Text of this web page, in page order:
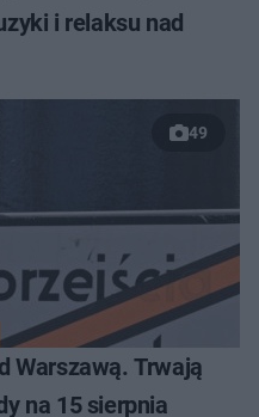
i relaksu nad
49
Warszawą. Trwają
na 15 sierpnia